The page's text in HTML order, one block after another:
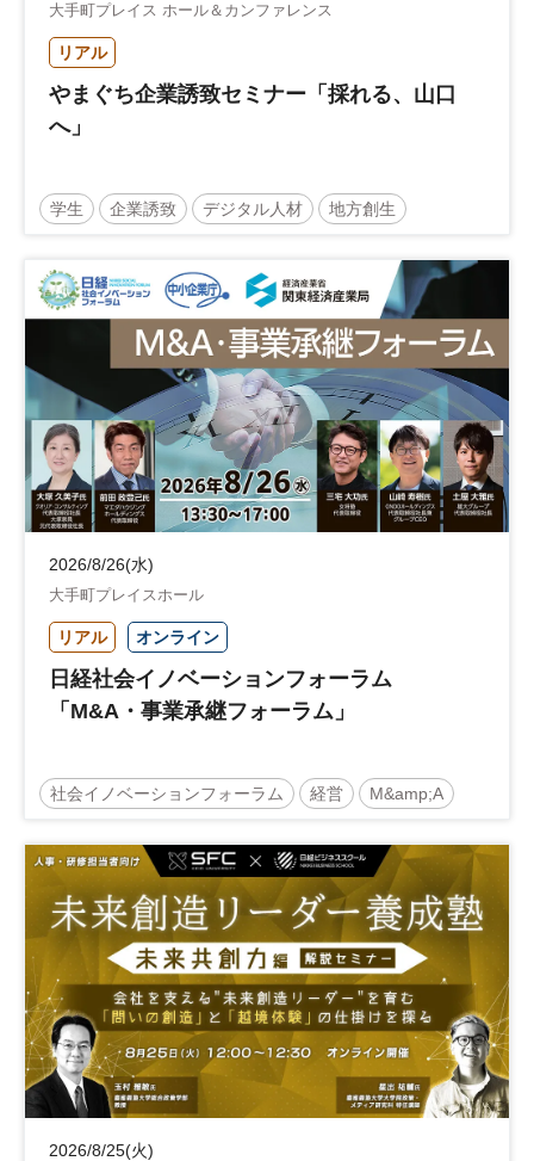
大手町プレイス ホール＆カンファレンス
リアル
やまぐち企業誘致セミナー「採れる、山口
へ」
学生 企業誘致 デジタル人材 地方創生
地域活性化 自治体
2026/8/26(水)
大手町プレイスホール
リアル オンライン
日経社会イノベーションフォーラム
「M&A・事業承継フォーラム」
社会イノベーションフォーラム 経営 M&amp;A
事業承継 中堅中小企業
日経社会イノベーションフォーラム 参加無料
2026/8/25(火)